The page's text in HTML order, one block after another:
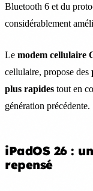
Bluetooth 6 et du
considérablement
Le modem cellulaire
cellulaire, propose des
plus rapides tout en
génération précédente.
iPadOS 26 :
repensé